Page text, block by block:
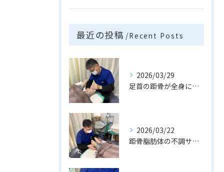
最近の投稿 Recent Posts
2026/03/29
足首の距骨が全身に与える影響！名古屋の接骨院がサポートする根本ケア
2026/03/22
距骨脂肪体の不調サインを見逃さない！足首の隠れたクッション